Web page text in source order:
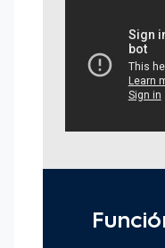
Group sin cavidad sellada.